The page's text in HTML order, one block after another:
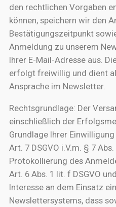
den rechtlichen Vorgaben
können, speichern wir den
Bestätigungszeitpunkt
Anmeldung zu unserem
Ihrer E-Mail-Adresse aus.
erfolgt freiwillig und dient
Ansprache im Newsletter.
Rechtsgrundlage: Der
einschließlich der
Grundlage Ihrer
Art. 7 DSGVO i.V.m. § 7 Abs.
Protokollierung des
Art. 6 Abs. 1 lit. f DSGVO
Interesse an dem Einsatz
Newslettersystems, dass